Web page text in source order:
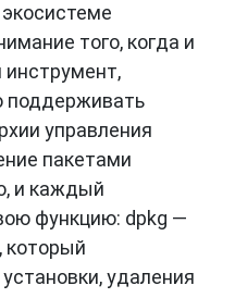
того, когда и
инструмент,
поддерживать
управления
пакетами
и каждый
функцию: dpkg —
который
удаления